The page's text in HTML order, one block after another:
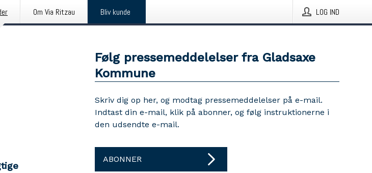
Om Via Ritzau Bliv kunde LOG IND
Følg pressemeddelelser fra Gladsaxe
Kommune
Skriv dig op her, og modtag pressemeddelelser på e-mail.
Indtast din e-mail, klik på abonner, og følg instruktionerne i
den udsendte e-mail.
ABONNER